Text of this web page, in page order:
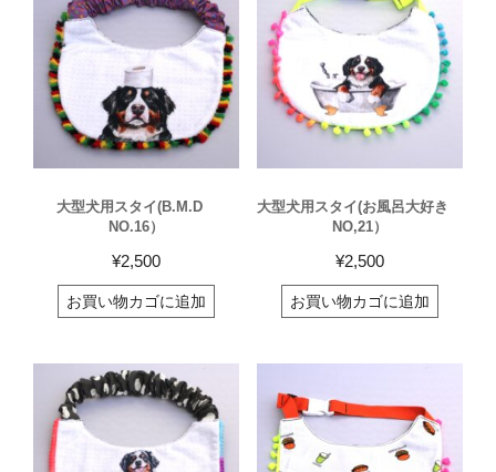
大型犬用スタイ(B.M.D
NO.16）
¥2,500
お買い物カゴに追加
大型犬用スタイ(お風呂大好き
NO,21）
¥2,500
お買い物カゴに追加